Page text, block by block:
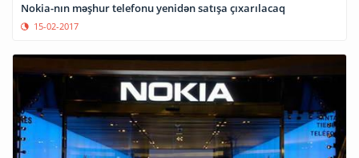
Nokia-nın məşhur telefonu yenidən satışa çıxarılacaq
15-02-2017